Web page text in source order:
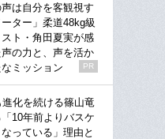
声は自分を客観視す
ター」柔道48kg級
ト・角田夏実が感
声の力と、声を活か
ミッション
PR
化を続ける篠山竜
10年前よりバスケ
っている」理由と